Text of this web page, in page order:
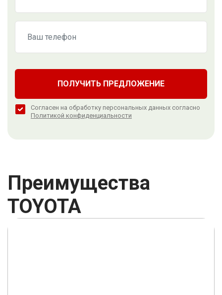
ПОЛУЧИТЬ ПРЕДЛОЖЕНИЕ
Согласен на обработку персональных данных согласно
Политикой конфиденциальности
Преимущества
TOYOTA